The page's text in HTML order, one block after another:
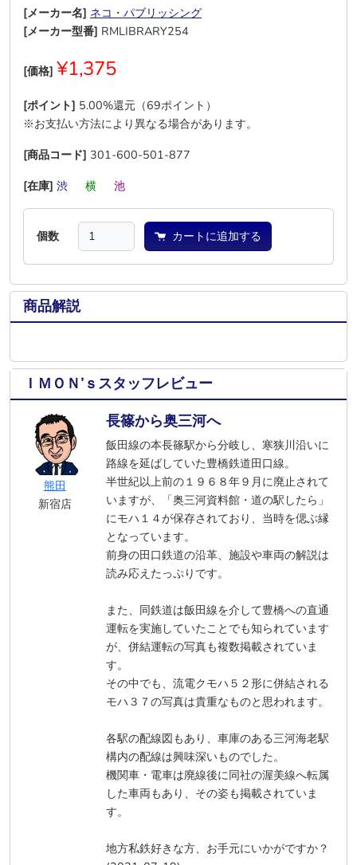
[メーカー名] ネコ・パブリッシング
[メーカー型番] RMLIBRARY254
[価格] ¥1,375
[ポイント] 5.00%還元（69ポイント）
※お支払い方法により異なる場合があります。
[商品コード] 301-600-501-877
[在庫] 渋 横 池
個数 カートに追加する
商品解説
ＩＭＯＮ’ｓスタッフレビュー
熊田
新宿店
長篠から奥三河へ
飯田線の本長篠駅から分岐し、寒狭川沿いに
路線を延ばしていた豊橋鉄道田口線。
半世紀以上前の１９６８年９月に廃止されて
いますが、「奥三河資料館・道の駅したら」
にモハ１４が保存されており、当時を偲ぶ縁
となっています。
前身の田口鉄道の沿革、施設や車両の解説は
読み応えたっぷりです。
また、同鉄道は飯田線を介して豊橋への直通
運転を実施していたことでも知られています
が、併結運転の写真も複数掲載されていま
す。
その中でも、流電クモハ５２形に併結される
モハ３７の写真は貴重なものと思われます。
各駅の配線図もあり、車庫のある三河海老駅
構内の配線は興味深いものでした。
機関車・電車は廃線後に同社の渥美線へ転属
した車両もあり、その姿も掲載されていま
す。
地方私鉄好きな方、お手元にいかがですか？